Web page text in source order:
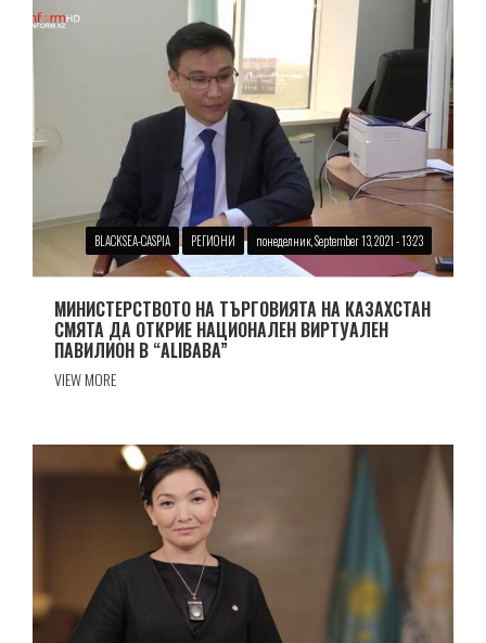
BLACKSEA-CASPIA РЕГИОНИ понеделник, September 13, 2021 - 13:23
МИНИСТЕРСТВОТО НА ТЪРГОВИЯТА НА КАЗАХСТАН
СМЯТА ДА ОТКРИЕ НАЦИОНАЛЕН ВИРТУАЛЕН
ПАВИЛИОН В “ALIBABA”
VIEW MORE